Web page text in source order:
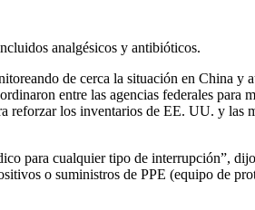
analgésicos y antibióticos.
de cerca la situación en China y
entre las agencias federales para
los inventarios de EE. UU. y las
para cualquier tipo de interrupción”,
o suministros de PPE (equipo de